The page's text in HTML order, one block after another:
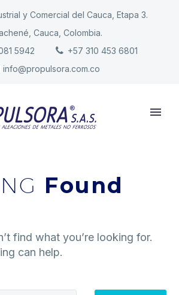
y Comercial del Cauca, Etapa 3.
Cauca, Colombia.
5942
+57 310 453 6801
info@propulsora.com.co
PRODUCTOS
Found
find what you’re looking for.
can help.